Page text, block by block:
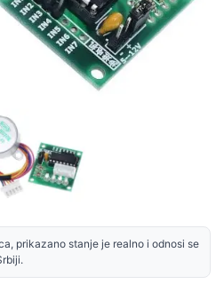
prikazano stanje je realno i odnosi se